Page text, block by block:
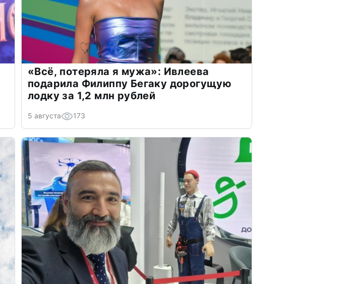
«Всё, потеряла я мужа»: Ивлеева
подарила Филиппу Бегаку дорогущую
лодку за 1,2 млн рублей
5 августа 173